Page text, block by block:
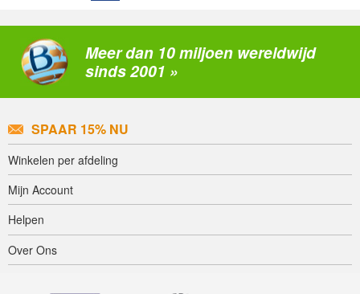
Meer dan 10 miljoen wereldwijd
sinds 2001 »
SPAAR 15% NU
Winkelen per afdeling
Mijn Account
Helpen
Over Ons